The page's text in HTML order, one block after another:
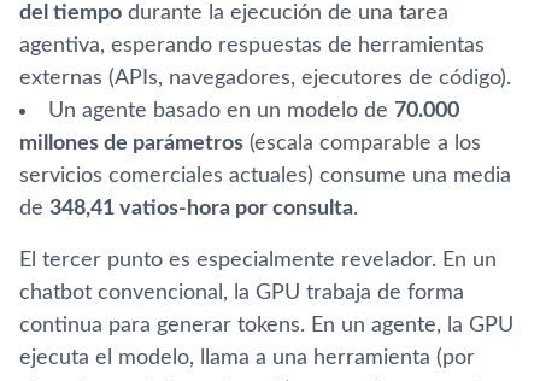
del tiempo durante la ejecución de una tarea
agentiva, esperando respuestas de herramientas
externas (APIs, navegadores, ejecutores de código).
Un agente basado en un modelo de 70.000
millones de parámetros (escala comparable a los
servicios comerciales actuales) consume una media
de 348,41 vatios-hora por consulta.
El tercer punto es especialmente revelador. En un
chatbot convencional, la GPU trabaja de forma
continua para generar tokens. En un agente, la GPU
ejecuta el modelo, llama a una herramienta (por